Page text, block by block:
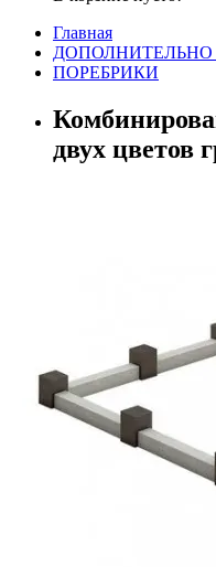
Главная
ПОРЕБРИКИ
двух цветов